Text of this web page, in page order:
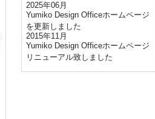
2025年06月
Yumiko Design Officeホームページ
を更新しました
2015年11月
Yumiko Design Officeホームページ
リニューアル致しました